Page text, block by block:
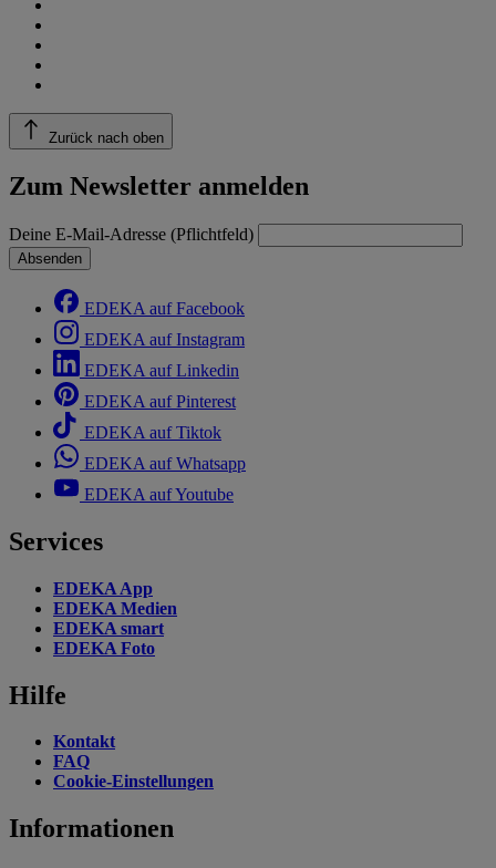
Zurück nach oben
Zum Newsletter anmelden
Deine E-Mail-Adresse (Pflichtfeld)
Absenden
EDEKA auf Facebook
EDEKA auf Instagram
EDEKA auf Linkedin
EDEKA auf Pinterest
EDEKA auf Tiktok
EDEKA auf Whatsapp
EDEKA auf Youtube
Services
EDEKA App
EDEKA Medien
EDEKA smart
EDEKA Foto
Hilfe
Kontakt
FAQ
Cookie-Einstellungen
Informationen